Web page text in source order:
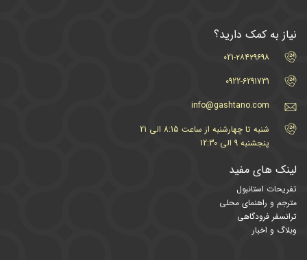
نیاز به کمک دارید؟
021-۲۸۴۲۹۶۹۸
0922-6291731
info@gashtano.com
شنبه تا چهارشنبه از ساعت 8:15 الی 21
پنجشنبه 9 الی 12:30
لینک های مفید
تفریحات استانبول
مترجم و راهنمای محلی
ترانسفر فرودگاهی
وبلاگ و اخبار